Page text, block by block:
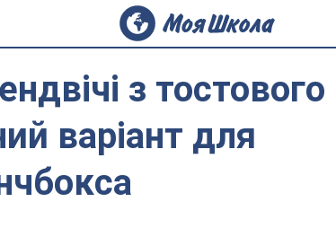
з тостового
варіант для